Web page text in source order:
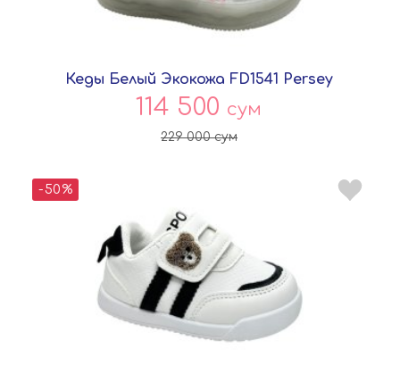
Кеды Белый Экокожа FD1541 Persey
114 500 сум
229 000сум
-50%